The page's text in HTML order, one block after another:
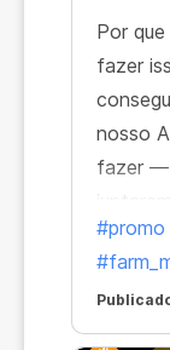
Por
fazer
nosso
fazer —
um
#promo